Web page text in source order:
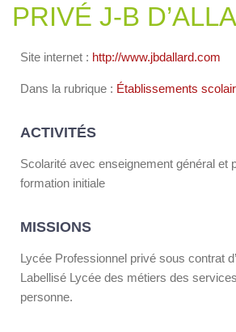
PRIVÉ J-B
Site internet : http://www.jbdallard.com
Dans la rubrique : Établissements
ACTIVITÉS
Scolarité avec enseignement général et
formation initiale
MISSIONS
Lycée Professionnel privé sous contrat
Labellisé Lycée des métiers des
personne.